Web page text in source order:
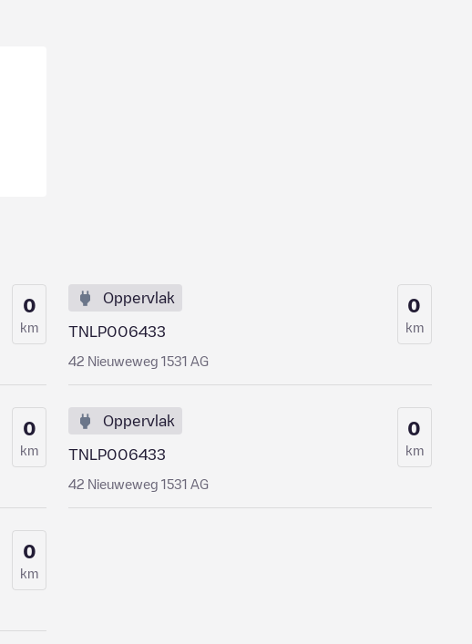
0
km
Oppervlak
TNLP006433
42 Nieuweweg 1531 AG
0
km
0
km
Oppervlak
TNLP006433
42 Nieuweweg 1531 AG
0
km
0
km